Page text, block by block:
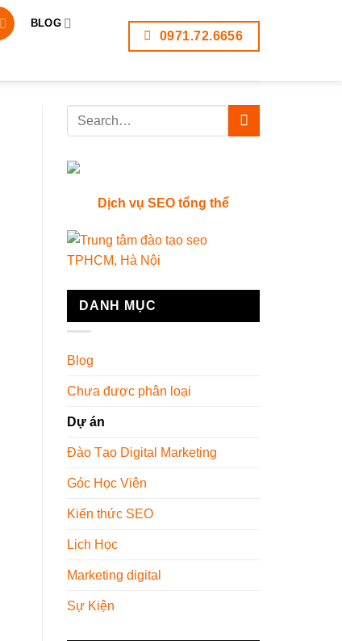
BLOG
0971.72.6656
Dịch vụ SEO tổng thể
DANH MỤC
Blog
Chưa được phân loại
Dự án
Đào Tạo Digital Marketing
Góc Học Viên
Kiến thức SEO
Lịch Học
Marketing digital
Sự Kiện